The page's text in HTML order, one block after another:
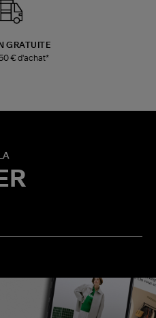
GRATUITE
€ d'achat*